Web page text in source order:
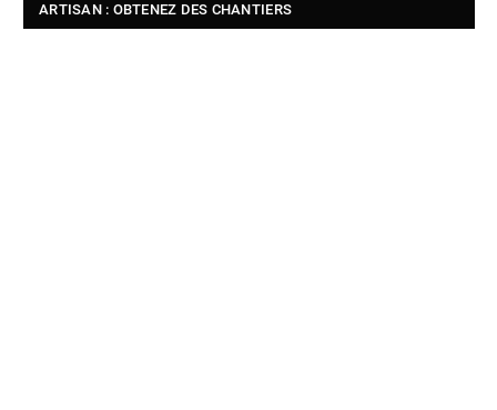
ARTISAN : OBTENEZ DES CHANTIERS